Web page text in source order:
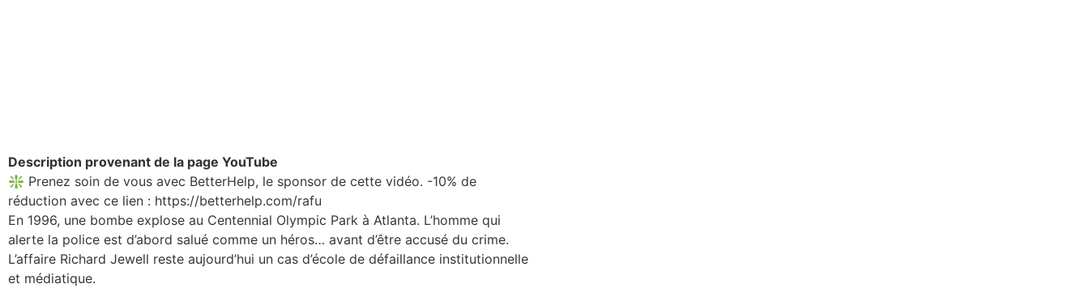
Description provenant de la page YouTube
❇️ Prenez soin de vous avec BetterHelp, le sponsor de cette vidéo. -10% de
réduction avec ce lien : https://betterhelp.com/rafu
En 1996, une bombe explose au Centennial Olympic Park à Atlanta. L’homme qui
alerte la police est d’abord salué comme un héros… avant d’être accusé du crime.
L’affaire Richard Jewell reste aujourd’hui un cas d’école de défaillance institutionnelle
et médiatique.